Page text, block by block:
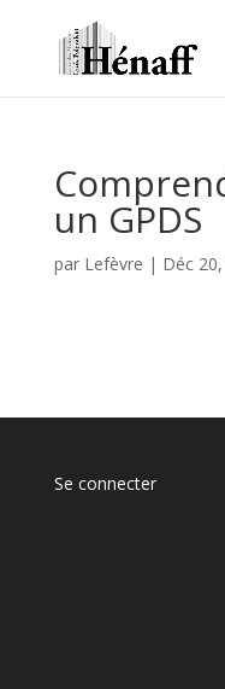
un GPDS
par Lefèvre | Déc
Se connecter